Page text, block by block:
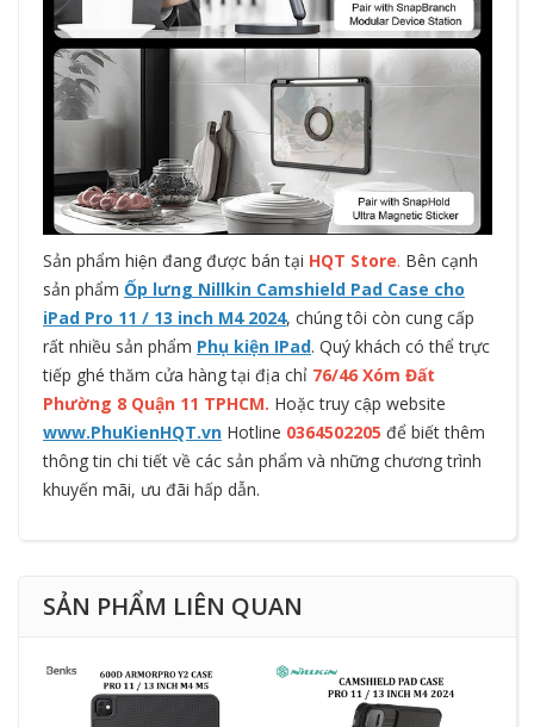
Sản phẩm hiện đang được bán tại HQT Store. Bên cạnh
sản phẩm Ốp lưng Nillkin Camshield Pad Case cho
iPad Pro 11 / 13 inch M4 2024, chúng tôi còn cung cấp
rất nhiều sản phẩm Phụ kiện IPad. Quý khách có thể trực
tiếp ghé thăm cửa hàng tại địa chỉ 76/46 Xóm Đất
Phường 8 Quận 11 TPHCM. Hoặc truy cập website
www.PhuKienHQT.vn Hotline 0364502205 để biết thêm
thông tin chi tiết về các sản phẩm và những chương trình
khuyến mãi, ưu đãi hấp dẫn.
SẢN PHẨM LIÊN QUAN